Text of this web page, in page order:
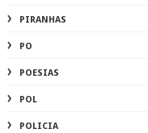
PIRANHAS
PO
POESIAS
POL
POLICIA